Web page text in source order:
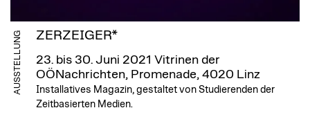
AUSSTELLUNG ZERZEIGER*
23. bis 30. Juni 2021 Vitrinen der
OÖNachrichten, Promenade, 4020 Linz
Installatives Magazin, gestaltet von Studierenden der
Zeitbasierten Medien.